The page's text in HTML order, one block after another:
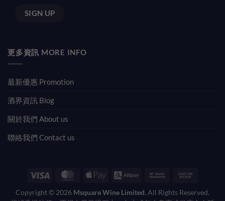
更多資訊 MORE INFO
最新優惠 Promotion
酒界資訊 Blog
關於我們 About us
聯絡我們 Contact us
Visa MasterCardApple
Alipay
Bank
Pickup
Copyright © 2026 Msquare Wine Limited.All Rights Reserved.